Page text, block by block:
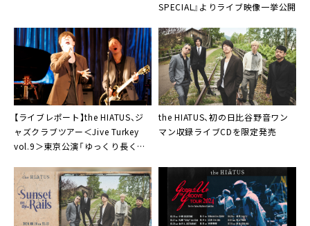
SPECIAL』よりライブ映像一挙公開
【ライブレポート】the HIATUS、ジ
ャズクラブツアー＜Jive Turkey
vol.9＞東京公演「ゆっくり長くや
the HIATUS、初の日比谷野音ワン
マン収録ライブCDを限定発売